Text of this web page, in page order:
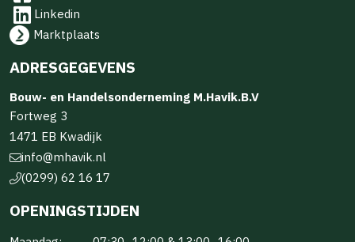
Linkedin
Marktplaats
ADRESGEGEVENS
Bouw- en Handelsonderneming M.Havik.B.V
Fortweg 3
1471 EB Kwadijk
info@mhavik.nl
(0299) 62 16 17
OPENINGSTIJDEN